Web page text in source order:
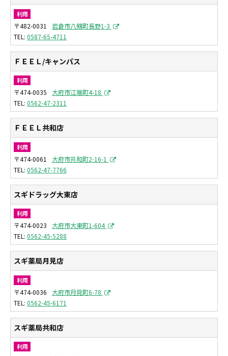
利用
〒482-0031
岩倉市八剱町長野1-3
0587-65-4711
ＦＥＥＬ/キャンパス
利用
〒474-0035
大府市江端町4-18
0562-47-2311
ＦＥＥＬ共和店
利用
〒474-0061
大府市共和町2-16-1
0562-47-7766
スギドラッグ大東店
利用
〒474-0023
大府市大東町1-604
0562-45-5288
スギ薬局月見店
利用
〒474-0036
大府市月見町6-78
0562-45-6171
スギ薬局共和店
利用